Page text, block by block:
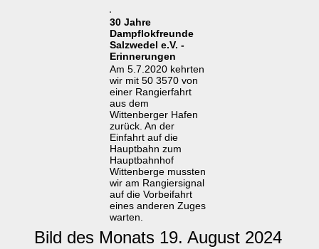
30 Jahre
Dampflokfreunde
Salzwedel e.V. -
Erinnerungen
Am 5.7.2020 kehrten
wir mit 50 3570 von
einer Rangierfahrt
aus dem
Wittenberger Hafen
zurück. An der
Einfahrt auf die
Hauptbahn zum
Hauptbahnhof
Wittenberge mussten
wir am Rangiersignal
auf die Vorbeifahrt
eines anderen Zuges
warten.
Bild des Monats 19. August 2024